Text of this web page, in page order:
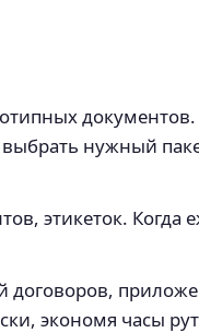
выбрать нужный
этикеток.
договоров,
экономя часы